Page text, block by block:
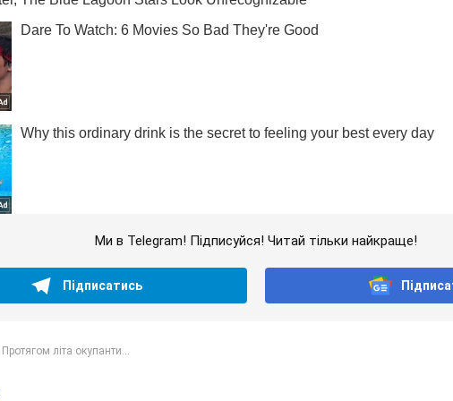
Ми в Telegram! Підписуйся! Читай тільки найкраще!
Підписатись
Протягом літа окупанти...